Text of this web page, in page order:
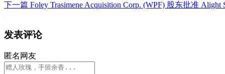
下一篇 Foley Trasimene Acquisition Corp. (WPF) 股东批准 Alight
发表评论
匿名网友